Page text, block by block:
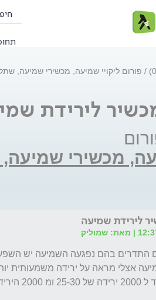
פורום ליקויי שמיעה, מכשירי שמיעה,
לירידת
מכשירי
לירידת שמיעה